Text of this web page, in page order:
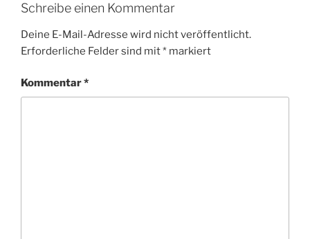
Schreibe einen Kommentar
Deine E-Mail-Adresse wird nicht veröffentlicht.
Erforderliche Felder sind mit* markiert
Kommentar*